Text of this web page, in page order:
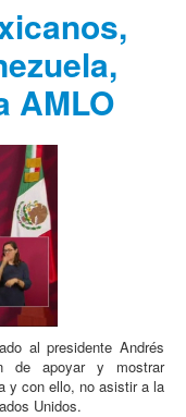
AMLO
al presidente Andrés
de apoyar y mostrar
y con ello, no asistir a la
Unidos.